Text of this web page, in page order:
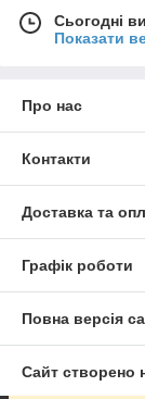
Сьогодні
Показати
Про нас
Контакти
Доставка та
Графік роботи
Повна версія
Сайт створено